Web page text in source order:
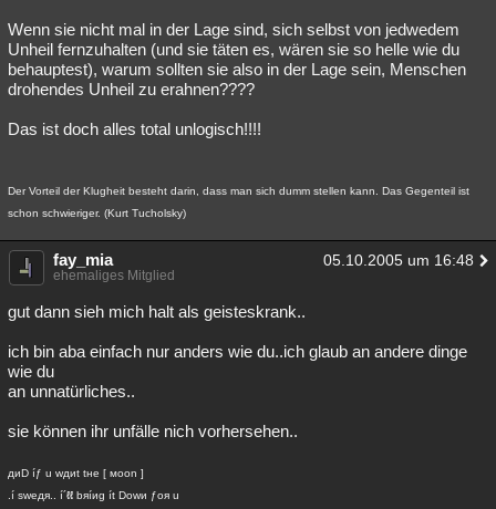
Wenn sie nicht mal in der Lage sind, sich selbst von jedwedem
Unheil fernzuhalten (und sie täten es, wären sie so helle wie du
behauptest), warum sollten sie also in der Lage sein, Menschen
drohendes Unheil zu erahnen????
Das ist doch alles total unlogisch!!!!
Der Vorteil der Klugheit besteht darin, dass man sich dumm stellen kann. Das Gegenteil ist
schon schwieriger. (Kurt Tucholsky)
fay_mia 05.10.2005 um 16:48
ehemaliges Mitglied
gut dann sieh mich halt als geisteskrank..
ich bin aba einfach nur anders wie du..ich glaub an andere dinge
wie du
an unnatürliches..
sie können ihr unfälle nich vorhersehen..
диD íƒ u wдиt tнe [ мoon ]
.í sweдя.. í´ℓℓ bяíиg ít Dowи ƒoя u